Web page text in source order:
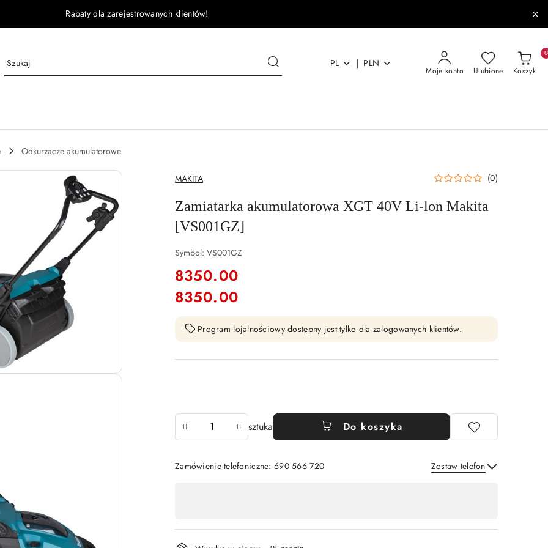
Rabaty dla zarejestrowanych klientów!
PL | PLN
Moje konto Ulubione Koszyk
0
Odkurzacze akumulatorowe
NAZWA
PRODUCENTA:
MAKITA (0)
Zamiatarka akumulatorowa XGT 40V Li-lon Makita
[VS001GZ]
Symbol: VS001GZ
cena:
8350.00
Cena:
8350.00
Program lojalnościowy dostępny jest tylko dla zalogowanych klientów.
sztuka Do koszyka
Zamówienie telefoniczne: 690 566 720 Zostaw telefon
płatność